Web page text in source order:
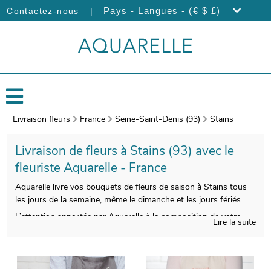
Contactez-nous | Pays - Langues - (€ $ £)
Livraison fleurs France Seine-Saint-Denis (93) Stains
Livraison de fleurs à Stains (93) avec le
fleuriste Aquarelle - France
Aquarelle livre vos bouquets de fleurs de saison à Stains tous
les jours de la semaine, même le dimanche et les jours fériés.
L’attention apportée par Aquarelle à la composition de votre
transport, puis nous prendrons une photographie de votre
Lire la suite